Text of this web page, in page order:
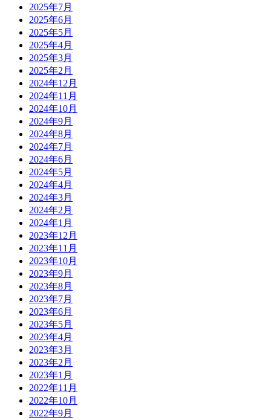
2025年7月
2025年6月
2025年5月
2025年4月
2025年3月
2025年2月
2024年12月
2024年11月
2024年10月
2024年9月
2024年8月
2024年7月
2024年6月
2024年5月
2024年4月
2024年3月
2024年2月
2024年1月
2023年12月
2023年11月
2023年10月
2023年9月
2023年8月
2023年7月
2023年6月
2023年5月
2023年4月
2023年3月
2023年2月
2023年1月
2022年11月
2022年10月
2022年9月